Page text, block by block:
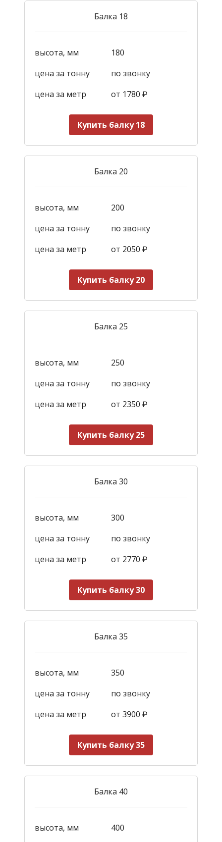
Балка 18
высота, мм
180
цена за тонну
по звонку
цена за метр
от 1780 ₽
Купить балку 18
Балка 20
высота, мм
200
цена за тонну
по звонку
цена за метр
от 2050 ₽
Купить балку 20
Балка 25
высота, мм
250
цена за тонну
по звонку
цена за метр
от 2350 ₽
Купить балку 25
Балка 30
высота, мм
300
цена за тонну
по звонку
цена за метр
от 2770 ₽
Купить балку 30
Балка 35
высота, мм
350
цена за тонну
по звонку
цена за метр
от 3900 ₽
Купить балку 35
Балка 40
высота, мм 400